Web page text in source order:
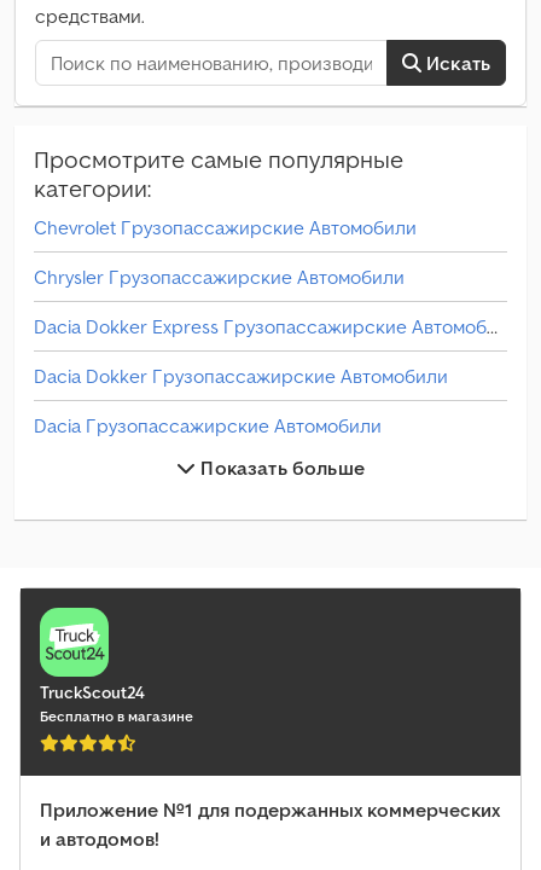
средствами.
Искать
Просмотрите самые популярные
категории:
Chevrolet Грузопассажирские Автомобили
Chrysler Грузопассажирские Автомобили
Dacia Dokker Express Грузопассажирские Автомобили
Dacia Dokker Грузопассажирские Автомобили
Dacia Грузопассажирские Автомобили
Fiat Doblo Грузопассажирские Автомобили
Fiat Ducato Грузопассажирские Автомобили
Fiat Грузопассажирские Автомобили
Kia Грузопассажирские Автомобили
Opel Astra Грузопассажирские Автомобили
Opel Vivaro B Грузопассажирские Автомобили
Показать больше
TruckScout24
Бесплатно в магазине
Приложение №1 для подержанных коммерческих
и автодомов!